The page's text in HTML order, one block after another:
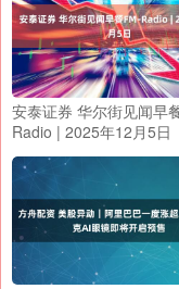
安泰证券 华尔街见闻早
Radio | 2025年12月5日